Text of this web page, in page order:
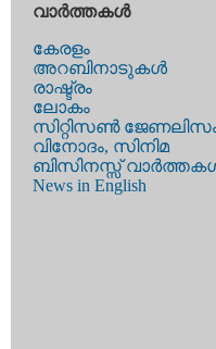
വാര്‍ത്തകള്‍
കേരളം
അറബിനാടുകള്‍
രാഷ്ട്രം
ലോകം
സിറ്റിസണ്‍
വിനോദം, സിനിമ
ബിസിനസ്സ്
News in English